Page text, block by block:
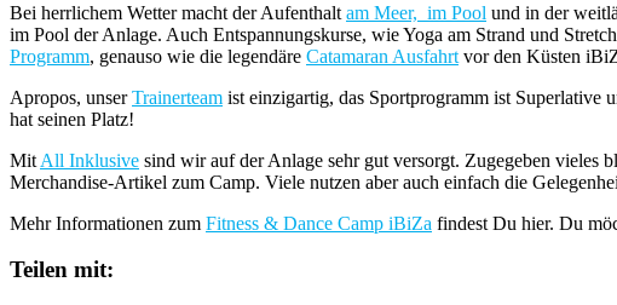
Bei herrlichem Wetter macht der Aufenthalt am Meer, im Pool und in der
im Pool der Anlage. Auch Entspannungskurse, wie Yoga am Strand und
Programm, genauso wie die legendäre Catamaran Ausfahrt vor den Küsten
Apropos, unserTrainerteam ist einzigartig, das Sportprogramm ist Superlative
hat seinen Platz!
Mit All Inklusive sind wir auf der Anlage sehr gut versorgt. Zugegeben vieles
Merchandise-Artikel zum Camp. Viele nutzen aber auch einfach die
Mehr Informationen zum Fitness & Dance Camp iBiZa findest Du hier. Du
Teilen mit: